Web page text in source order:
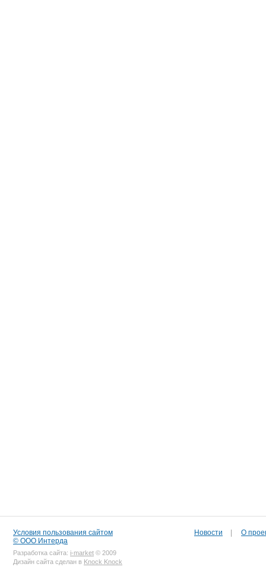
Условия пользования сайтом
© ООО Интерда
Разработка сайта: i-market © 2009
Дизайн сайта сделан в Knock Knock
Новости О